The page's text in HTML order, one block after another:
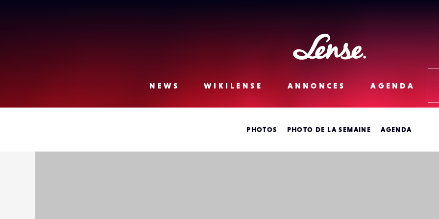
Lense
NEWS WIKILENSE ANNONCES AGENDA
PHOTOS PHOTO DE LA SEMAINE AGENDA